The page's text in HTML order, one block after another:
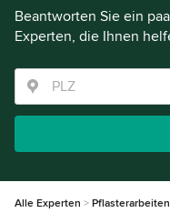
Beantworten Sie ein
Experten, die Ihnen
Alle Experten Pflasterarbeiten